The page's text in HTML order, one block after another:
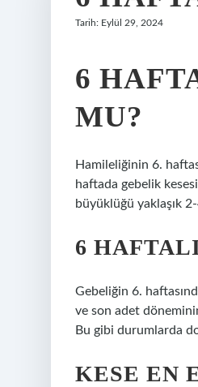
Tarih: Eylül 29, 2024
6
MU?
Hamileliğinin 6.
haftada gebelik
büyüklüğü yaklaşık 2-
6
Gebeliğin 6.
ve son adet
Bu gibi durumlarda
KESE EN